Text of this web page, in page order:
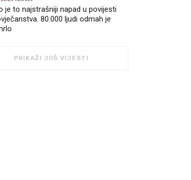
je to najstrašniji napad u povijesti
80.000 ljudi odmah je
PRIKAŽI JOŠ VIJESTI